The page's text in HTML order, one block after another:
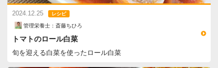
2024.12.25 レシピ
管理栄養士：斎藤ちひろ
トマトのロール白菜
旬を迎える白菜を使ったロール白菜